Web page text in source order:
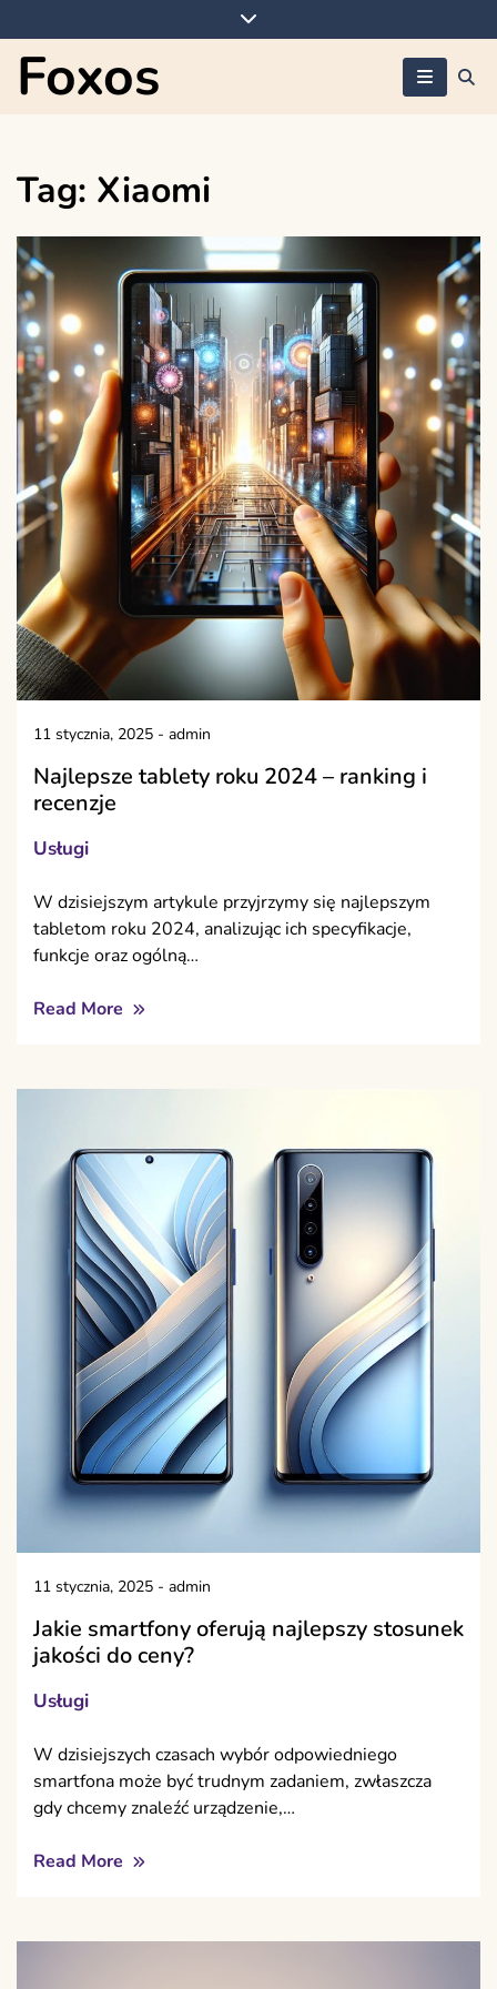
to
content
Foxos
Tag: Xiaomi
11 stycznia, 2025 - admin
Najlepsze tablety roku 2024 – ranking i
recenzje
Usługi
W dzisiejszym artykule przyjrzymy się najlepszym
tabletom roku 2024, analizując ich specyfikacje,
funkcje oraz ogólną…
Read More
11 stycznia, 2025 - admin
Jakie smartfony oferują najlepszy stosunek
jakości do ceny?
Usługi
W dzisiejszych czasach wybór odpowiedniego
smartfona może być trudnym zadaniem, zwłaszcza
gdy chcemy znaleźć urządzenie,…
Read More